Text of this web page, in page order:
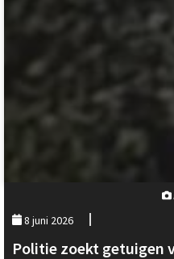
8 juni 2026
Politie zoekt getuigen